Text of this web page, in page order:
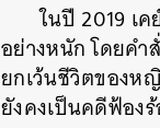
ในปี 2019 เค
อย่างหนักโดยคำ
ยกเว้นชีวิตของห
ยังคงเป็นคดีฟ้อง